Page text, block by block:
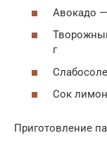
Авокадо
г
Сок
Приготовление